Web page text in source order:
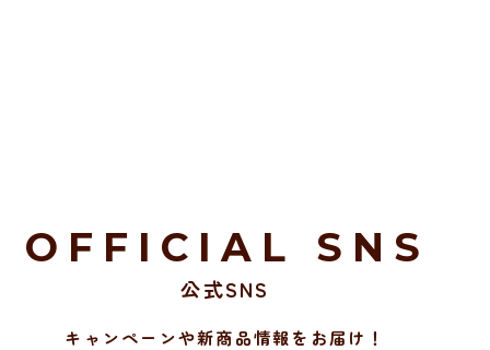
OFFICIAL SNS
公式SNS
キャンペーンや新商品情報をお届け！